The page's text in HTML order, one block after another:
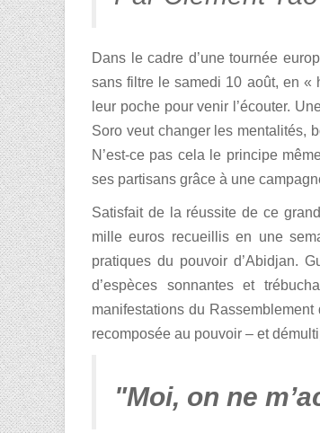
Dans le cadre d’une tournée
sans filtre le samedi 10 août, en «
leur poche pour venir l’écouter.
Soro veut changer les mentalités,
N’est-ce pas cela le principe
ses partisans grâce à une
Satisfait de la réussite de ce
mille euros recueillis en une
pratiques du pouvoir d’Abidjan.
d’espèces sonnantes et
manifestations du
recomposée au pouvoir – et
"Moi, on ne